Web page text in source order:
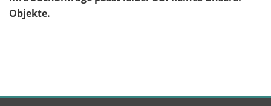
Objekte.